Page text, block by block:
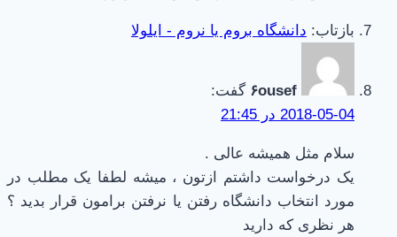
بازتاب: دانشگاه بروم یا نروم - ایلولا
۶ousef گفت:
2018-05-04 در 21:45
سلام مثل همیشه عالی .
یک درخواست داشتم ازتون ، میشه لطفا یک مطلب در
مورد انتخاب دانشگاه رفتن یا نرفتن برامون قرار بدید ؟
هر نظری که دارید